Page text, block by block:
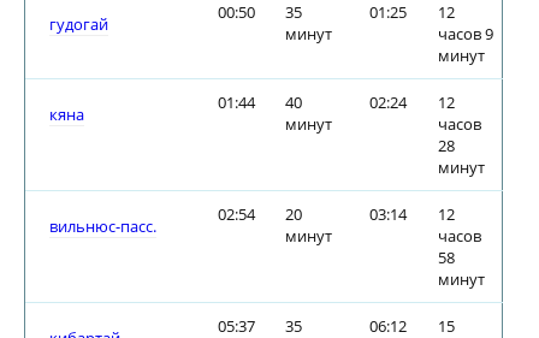
гудогай
00:50
35
минут
01:25
12
часов 9
минут
кяна
01:44
40
минут
02:24
12
часов
28
минут
вильнюс-пасс.
02:54
20
минут
03:14
12
часов
58
минут
05:37
35
06:12
15